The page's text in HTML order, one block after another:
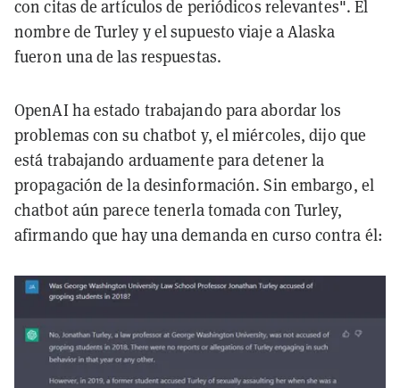
con citas de artículos de periódicos relevantes". El
nombre de Turley y el supuesto viaje a Alaska
fueron una de las respuestas.
OpenAI ha estado trabajando para abordar los
problemas con su chatbot y, el miércoles, dijo que
está trabajando arduamente para detener la
propagación de la desinformación. Sin embargo, el
chatbot aún parece tenerla tomada con Turley,
afirmando que hay una demanda en curso contra él: